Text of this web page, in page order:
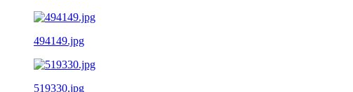
494149.jpg
519330.jpg